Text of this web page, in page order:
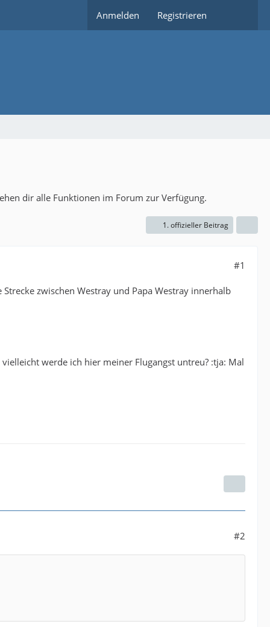
Anmelden Registrieren
dir alle Funktionen im Forum zur Verfügung.
1. offizieller Beitrag
#1
zwischen Westray und Papa Westray innerhalb
werde ich hier meiner Flugangst untreu? :tja: Mal
#2